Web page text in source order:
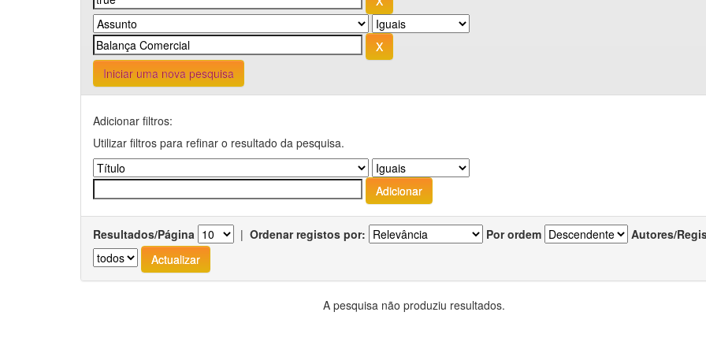
Iniciar uma nova pesquisa
Adicionar filtros:
Utilizar filtros para refinar o resultado da pesquisa.
Resultados/Página | Ordenar registos por: Por ordem Autores/
A pesquisa não produziu resultados.